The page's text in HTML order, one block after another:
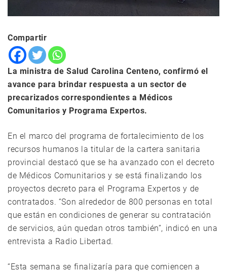
Compartir
La ministra de Salud Carolina Centeno, confirmó el
avance para brindar respuesta a un sector de
precarizados correspondientes a Médicos
Comunitarios y Programa Expertos.
En el marco del programa de fortalecimiento de los
recursos humanos la titular de la cartera sanitaria
provincial destacó que se ha avanzado con el decreto
de Médicos Comunitarios y se está finalizando los
proyectos decreto para el Programa Expertos y de
contratados. “Son alrededor de 800 personas en total
que están en condiciones de generar su contratación
de servicios, aún quedan otros también”, indicó en una
entrevista a Radio Libertad.
“Esta semana se finalizaría para que comiencen a